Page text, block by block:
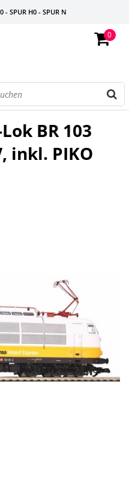
- SPUR H0 - SPUR N
0
Lufthansa DB IV, inkl. PIKO
BR 103
inkl. PIKO